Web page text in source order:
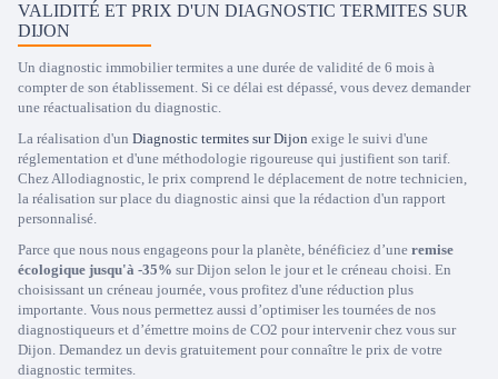
VALIDITÉ ET PRIX D'UN DIAGNOSTIC TERMITES SUR
DIJON
Un diagnostic immobilier termites a une durée de validité de 6 mois à
compter de son établissement. Si ce délai est dépassé, vous devez demander
une réactualisation du diagnostic.
La réalisation d'un Diagnostic termites sur Dijon exige le suivi d'une
réglementation et d'une méthodologie rigoureuse qui justifient son tarif.
Chez Allodiagnostic, le prix comprend le déplacement de notre technicien,
la réalisation sur place du diagnostic ainsi que la rédaction d'un rapport
personnalisé.
Parce que nous nous engageons pour la planète, bénéficiez d’une remise
écologique jusqu'à -35% sur Dijon selon le jour et le créneau choisi. En
choisissant un créneau journée, vous profitez d'une réduction plus
importante. Vous nous permettez aussi d’optimiser les tournées de nos
diagnostiqueurs et d’émettre moins de CO2 pour intervenir chez vous sur
Dijon. Demandez un devis gratuitement pour connaître le prix de votre
diagnostic termites.